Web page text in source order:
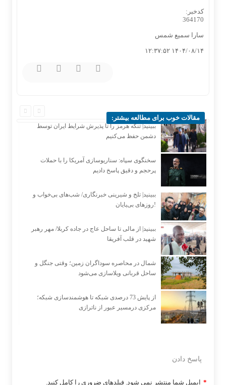
کدخبر:
364170
سارا سمیع شمس
۱۴۰۴/۰۸/۱۴ ۱۲:۳۷:۵۲
مقالات خوب برای مطالعه بیشتر:
ببینید| تنگه هرمز را تا پذیرش شرایط ایران توسط
دشمن حفظ می‌کنیم
سخنگوی سپاه: سناریوسازی آمریکا را با حملات
پرحجم‌‌ و دقیق‌ پاسخ دادیم
ببینید| تلخ و شیرینی خبرنگاری/‌ شب‌های بی‌خواب و
روزهای بی‌پایان!
ببینید| از مالی تا ساحل عاج در جاده کربلا/ مهر رهبر
شهید در قلب آفریقا
شمال در محاصره سوداگران زمین؛ وقتی جنگل و
ساحل قربانی ویلاسازی می‌شود
از پایش 73 درصدی شبکه تا هوشمندسازی شبکه؛
مرکزی درمسیر عبور از ناترازی
پاسخ دادن
ایمیل شما منتشر نمی شود. فیلدهای ضروری را کامل کنید. *